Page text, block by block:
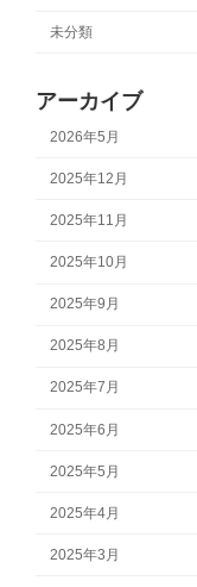
未分類
アーカイブ
2026年5月
2025年12月
2025年11月
2025年10月
2025年9月
2025年8月
2025年7月
2025年6月
2025年5月
2025年4月
2025年3月